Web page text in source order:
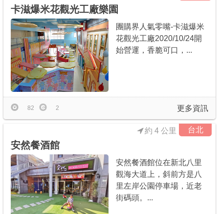
卡滋爆米花觀光工廠樂園
團購界人氣零嘴-卡滋爆米
花觀光工廠2020/10/24開
始營運，香脆可口，...
更多資訊
82 2
台北
約 4 公里
安然餐酒館
安然餐酒館位在新北八里
觀海大道上，斜前方是八
里左岸公園停車場，近老
街碼頭。...